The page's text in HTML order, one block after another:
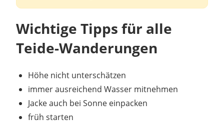
Wichtige Tipps für alle
Teide-Wanderungen
Höhe nicht unterschätzen
immer ausreichend Wasser mitnehmen
Jacke auch bei Sonne einpacken
früh starten